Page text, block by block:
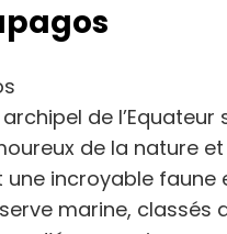
de
de la nature et
incroyable faune
marine, classés